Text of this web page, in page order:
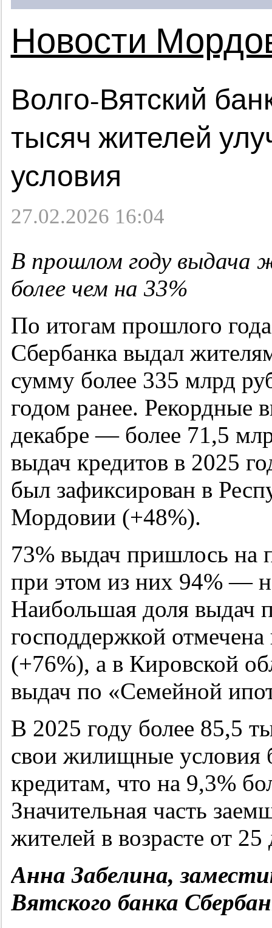
Новости
Волго-Вятский
тысяч жителей
условия
27.02.2026 16:04
В прошлом году выдача
более чем на 33%
По итогам прошлого
Сбербанка выдал
сумму более 335 млрд
годом ранее. Рекордные
декабре — более 71,5
выдач кредитов в 2025
был зафиксирован в
Мордовии (+48%).
73% выдач пришлось на
при этом из них 94% —
Наибольшая доля выдач
господдержкой
(+76%), а в Кировской
выдач по «Семейной
В 2025 году более 85,5
свои жилищные условия
кредитам, что на 9,3%
Значительная часть
жителей в возрасте от 25
Анна Забелина,
Вятского банка